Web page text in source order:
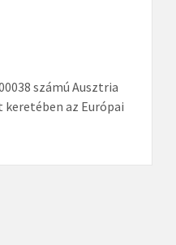
számú Ausztria
az Európai